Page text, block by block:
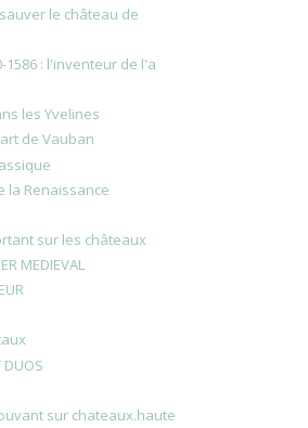
le château de
1586 : l'inventeur de l'a
les Yvelines
de Vauban
la Renaissance
sur les châteaux
MEDIEVAL
DUOS
sur chateaux.haute